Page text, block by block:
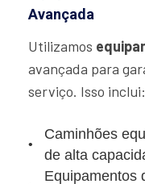
Avançada
Utilizamos
avançada para
serviço. Isso inclui:
Caminhões
de alta
Equipamentos